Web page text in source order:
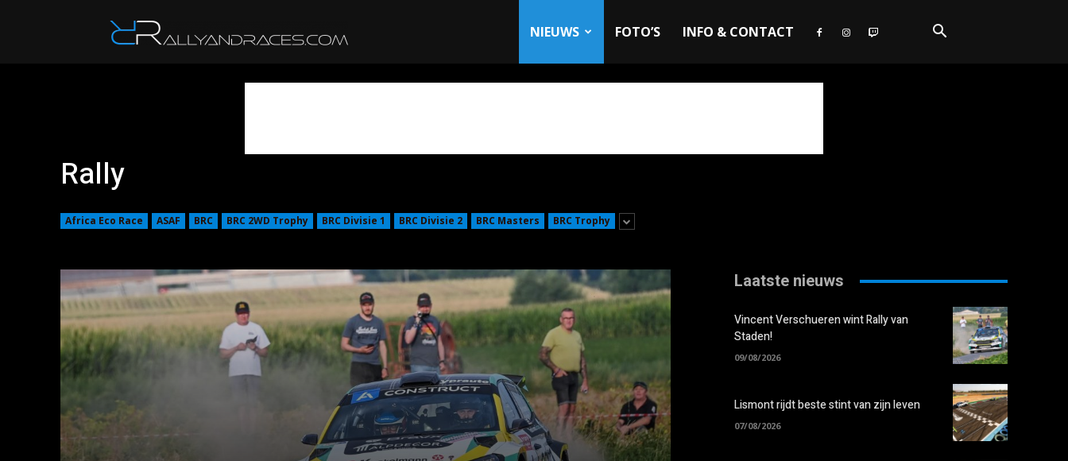
NIEUWS FOTO’S INFO & CONTACT
Rally
Africa Eco Race ASAF BRC BRC 2WD Trophy BRC Divisie 1 BRC Divisie 2 BRC Masters BRC Trophy
Laatste nieuws
Vincent Verschueren wint Rally van
Staden!
09/08/2026
Lismont rijdt beste stint van zijn leven
07/08/2026